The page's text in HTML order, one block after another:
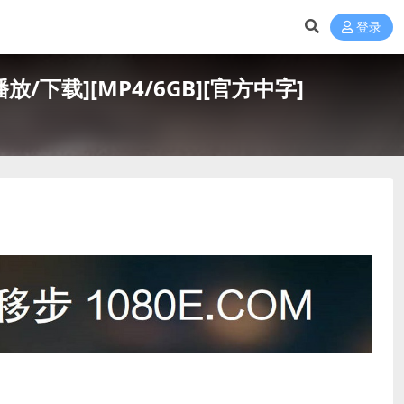
登录
放/下载][MP4/6GB][官方中字]